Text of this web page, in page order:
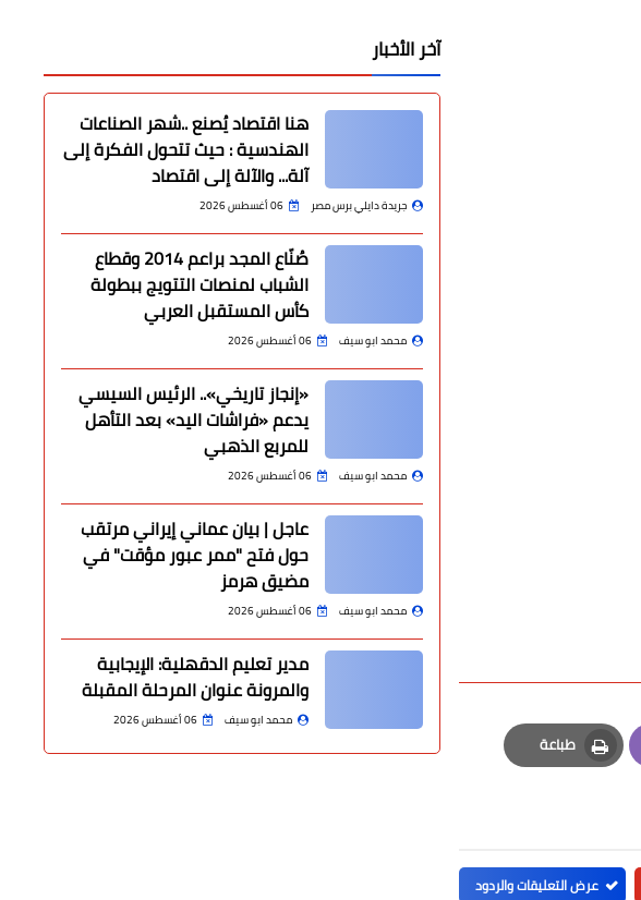
طباعة
Print
عرض التعليقات والردود
آخر الأخبار
هنا اقتصاد يُصنع ..شهر الصناعات
الهندسية : حيث تتحول الفكرة إلى
آلة... والآلة إلى اقتصاد
جريدة دايلي برس مصر 06 أغسطس 2026
صُنّاع المجد براعم 2014 وقطاع
الشباب لمنصات التتويج ببطولة
كأس المستقبل العربي
محمد ابو سيف 06 أغسطس 2026
«إنجاز تاريخي».. الرئيس السيسي
يدعم «فراشات اليد» بعد التأهل
للمربع الذهبي
محمد ابو سيف 06 أغسطس 2026
عاجل | بيان عماني إيراني مرتقب
حول فتح "ممر عبور مؤقت" في
مضيق هرمز
محمد ابو سيف 06 أغسطس 2026
مدير تعليم الدقهلية: الإيجابية
والمرونة عنوان المرحلة المقبلة
محمد ابو سيف 06 أغسطس 2026